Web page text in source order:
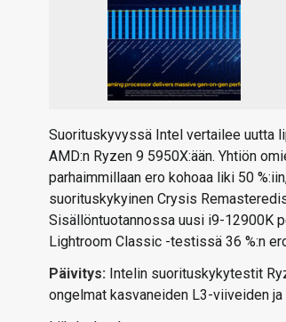
Suorituskyvyssä Intel vertailee uutta
AMD:n Ryzen 9 5950X:ään. Yhtiön
parhaimmillaan ero kohoaa liki 50
suorituskykyinen Crysis
Sisällöntuotannossa uusi i9-12900K
Lightroom Classic -testissä 36 %:n
Päivitys: Intelin suorituskykytestit
ongelmat kasvaneiden L3-viiveiden